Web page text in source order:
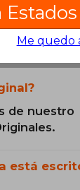
de nuestro
está
Me quedo